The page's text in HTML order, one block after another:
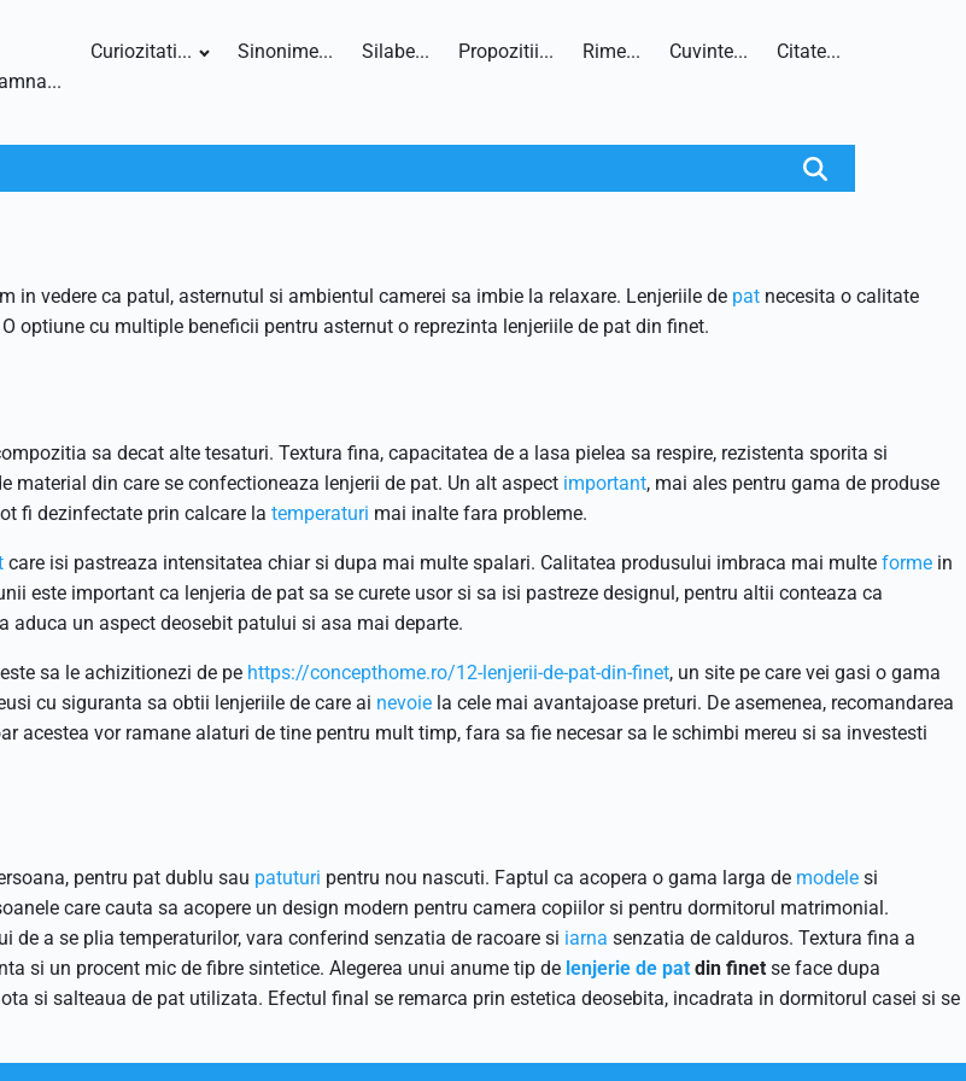
Curiozitati... Sinonime... Silabe... Propozitii... Rime... Cuvinte... Citate...
in vedere ca patul, asternutul si ambientul camerei sa imbie la relaxare. Lenjeriile de pat necesita o calitate
cu multiple beneficii pentru asternut o reprezinta lenjeriile de pat din finet.
sa decat alte tesaturi. Textura fina, capacitatea de a lasa pielea sa respire, rezistenta sporita si
din care se confectioneaza lenjerii de pat. Un alt aspect important, mai ales pentru gama de produse
fi dezinfectate prin calcare la temperaturi mai inalte fara probleme.
care isi pastreaza intensitatea chiar si dupa mai multe spalari. Calitatea produsului imbraca mai multe forme in
este important ca lenjeria de pat sa se curete usor si sa isi pastreze designul, pentru altii conteaza ca
un aspect deosebit patului si asa mai departe.
sa le achizitionezi de pe https://concepthome.ro/12-lenjerii-de-pat-din-finet, un site pe care vei gasi o gama
cu siguranta sa obtii lenjeriile de care ai nevoie la cele mai avantajoase preturi. De asemenea, recomandarea
acestea vor ramane alaturi de tine pentru mult timp, fara sa fie necesar sa le schimbi mereu si sa investesti
pentru pat dublu sau patuturi pentru nou nascuti. Faptul ca acopera o gama larga de modele si
care cauta sa acopere un design modern pentru camera copiilor si pentru dormitorul matrimonial.
a se plia temperaturilor, vara conferind senzatia de racoare si iarna senzatia de calduros. Textura fina a
si un procent mic de fibre sintetice. Alegerea unui anume tip de lenjerie de pat din finet se face dupa
si salteaua de pat utilizata. Efectul final se remarca prin estetica deosebita, incadrata in dormitorul casei si se